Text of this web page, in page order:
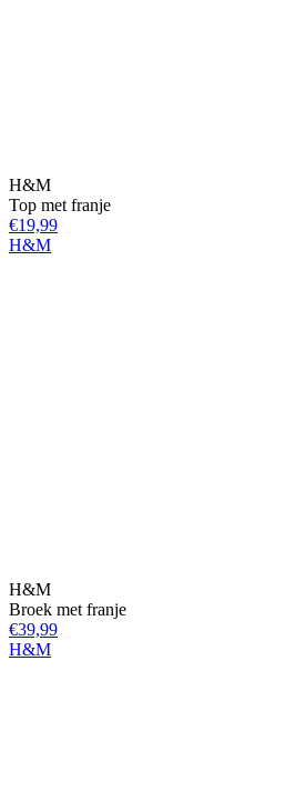
H&M
Top met franje
€19,99
H&M
H&M
Broek met franje
€39,99
H&M